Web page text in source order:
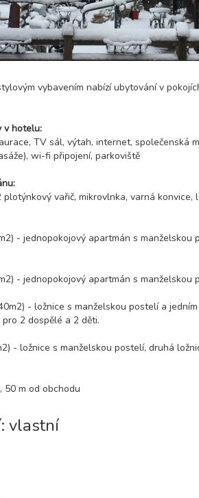
vybavením nabízí ubytování v
v hotelu:
TV sál, výtah, internet, společenská
wi-fi připojení, parkoviště
vařič, mikrovlnka, varná
- jednopokojový apartmán s
- jednopokojový apartmán s
- ložnice s manželskou postelí a
2 dospělé a 2 děti.
- ložnice s manželskou postelí, druhá
50 m od obchodu
vlastní